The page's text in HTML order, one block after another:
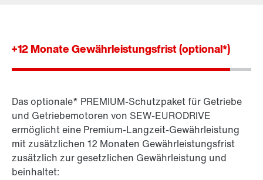
Contact form
Worldwide locations
Location/Romania
Standardgetrieben
Standard-Getriebemotoren
+12 Monate Gewährleistungsfrist (optional*)
Das optionale* PREMIUM-Schutzpaket für Getriebe
und Getriebemotoren von SEW-EURODRIVE
ermöglicht eine Premium-Langzeit-Gewährleistung
mit zusätzlichen 12 Monaten Gewährleistungsfrist
zusätzlich zur gesetzlichen Gewährleistung und
beinhaltet: